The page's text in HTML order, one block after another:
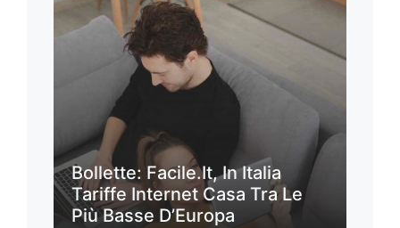
Bollette: Facile.it, In Italia
Tariffe Internet Casa Tra Le
Più Basse D’Europa